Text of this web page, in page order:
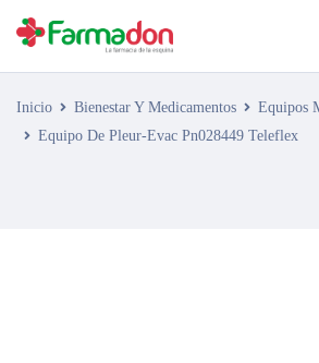
Inicio Bienestar Y Medicamentos
Equipos
Equipo De Pleur-Evac Pn028449 Teleflex